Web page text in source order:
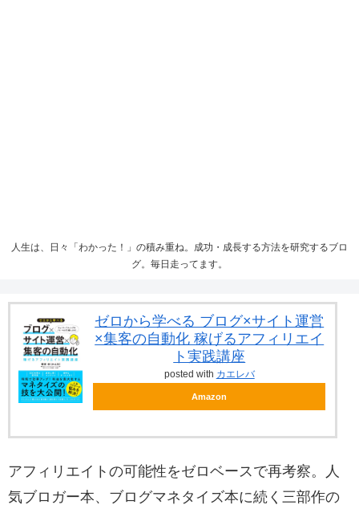
人生は、日々「わかった！」の積み重ね。成功・成長する方法を研究するブロ
グ。毎日走ってます。
ゼロから学べる ブログ×サイト運営
×集客の自動化 稼げるアフィリエイ
ト実践講座
posted with カエレバ
Amazon
アフィリエイトの可能性をゼロベースで再考察。人
気ブロガー本、ブログマネタイズ本に続く三部作の